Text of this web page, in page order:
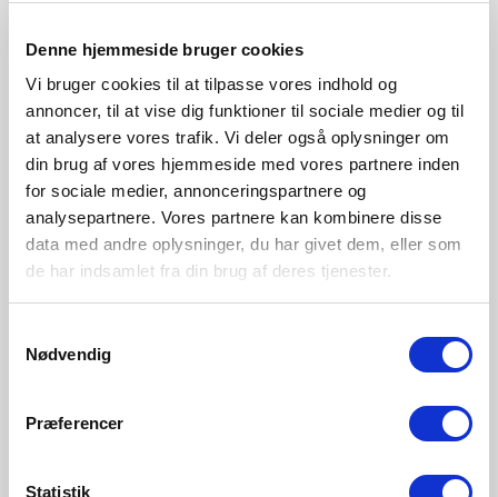
Denne hjemmeside bruger cookies
Vi bruger cookies til at tilpasse vores indhold og
annoncer, til at vise dig funktioner til sociale medier og til
at analysere vores trafik. Vi deler også oplysninger om
din brug af vores hjemmeside med vores partnere inden
for sociale medier, annonceringspartnere og
analysepartnere. Vores partnere kan kombinere disse
data med andre oplysninger, du har givet dem, eller som
de har indsamlet fra din brug af deres tjenester.
Nødvendig
Præferencer
Statistik